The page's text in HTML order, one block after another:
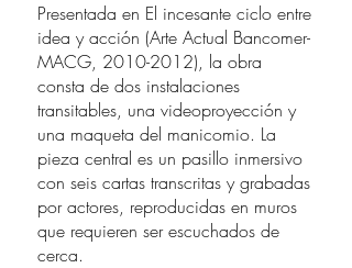
Presentada en El incesante ciclo entre
idea y acción (Arte Actual Bancomer-
MACG, 2010-2012), la obra
consta de dos instalaciones
transitables, una videoproyección y
una maqueta del manicomio. La
pieza central es un pasillo inmersivo
con seis cartas transcritas y grabadas
por actores, reproducidas en muros
que requieren ser escuchados de
cerca.